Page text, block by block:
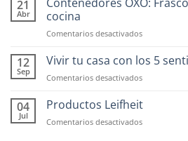
21
Abr
cocina
Comentarios desactivadosen
OXO:
Frascos
hermticos
cocina
12
Sep
Vivir tu casa con los 5
Comentarios desactivadosen
tu
casa
con
04
Jul
Productos Leifheit
Comentarios desactivadosen